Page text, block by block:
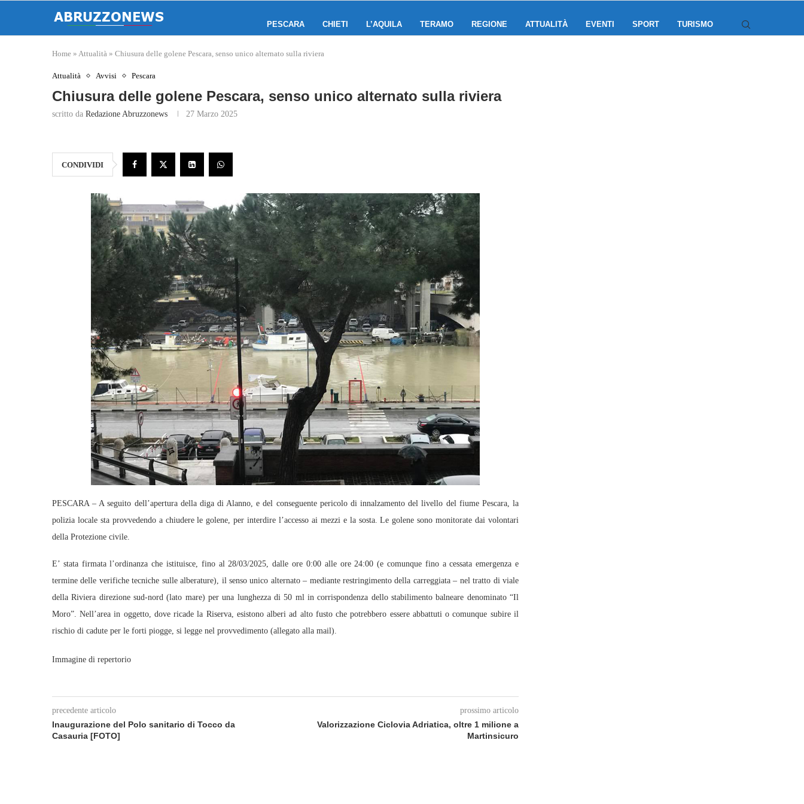
PESCARA CHIETI L’AQUILA TERAMO REGIONE ATTUALITÀ EVENTI SPORT TURISMO
Home » Attualità » Chiusura delle golene Pescara, senso unico alternato sulla riviera
Attualità Avvisi Pescara
Chiusura delle golene Pescara, senso unico alternato sulla riviera
scritto da Redazione Abruzzonews 27 Marzo 2025
CONDIVIDI
PESCARA – A seguito dell’apertura della diga di Alanno, e del conseguente pericolo di innalzamento del livello del fiume Pescara, la
polizia locale sta provvedendo a chiudere le golene, per interdire l’accesso ai mezzi e la sosta. Le golene sono monitorate dai volontari
della Protezione civile.
E’ stata firmata l’ordinanza che istituisce, fino al 28/03/2025, dalle ore 0:00 alle ore 24:00 (e comunque fino a cessata emergenza e
termine delle verifiche tecniche sulle alberature), il senso unico alternato – mediante restringimento della carreggiata – nel tratto di viale
della Riviera direzione sud-nord (lato mare) per una lunghezza di 50 ml in corrispondenza dello stabilimento balneare denominato “Il
Moro”. Nell’area in oggetto, dove ricade la Riserva, esistono alberi ad alto fusto che potrebbero essere abbattuti o comunque subire il
rischio di cadute per le forti piogge, si legge nel provvedimento (allegato alla mail).
Immagine di repertorio
precedente articolo
Inaugurazione del Polo sanitario di Tocco da
Casauria [FOTO]
prossimo articolo
Valorizzazione Ciclovia Adriatica, oltre 1 milione a
Martinsicuro